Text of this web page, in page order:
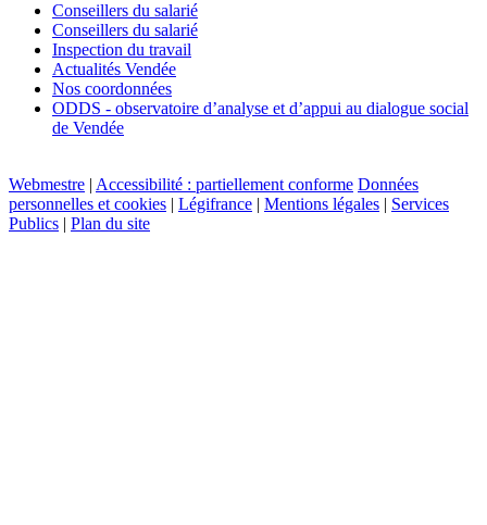
Conseillers du salarié
Conseillers du salarié
Inspection du travail
Actualités Vendée
Nos coordonnées
ODDS - observatoire d’analyse et d’appui au dialogue social
de Vendée
Webmestre Accessibilité : partiellement conforme Données
personnelles et cookies
Légifrance Mentions légales
Services
Publics
Plan du site